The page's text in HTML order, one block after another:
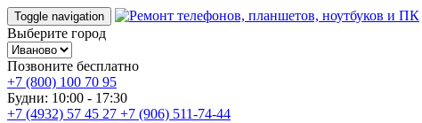
Toggle navigation
Выберите город
Позвоните бесплатно
+7 (800) 100 70 95
Будни: 10:00 - 17:30
+7 (4932) 57 45 27 +7 (906) 511-74-44